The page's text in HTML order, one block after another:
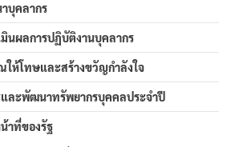
บุคลากร
นผลการปฏิบัติงานบุคลากร
ห้โทษและสร้างขวัญกำลังใจ
และพัฒนาทรัพยากรบุคคลประจำปี
าที่ของรัฐ